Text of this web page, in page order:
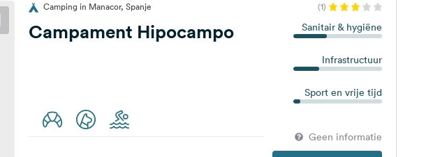
Camping in Manacor, Spanje (1)
Campament Hipocampo Sanitair & hygiëne
Infrastructuur
Sport en vrije tijd
Geen informatie